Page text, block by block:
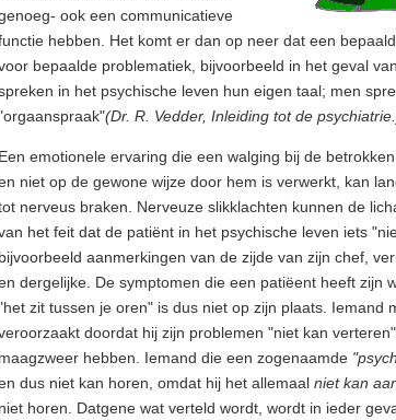
ook een communicatieve
hebben. Het komt er dan op neer dat een
bepaalde problematiek, bijvoorbeeld in het geval
in het psychische leven hun eigen taal; men
(Dr. R. Vedder, Inleiding tot de
Een emotionele ervaring die een walging bij de
niet op de gewone wijze door hem is verwerkt, kan
nerveus braken. Nerveuze slikklachten kunnen de
het feit dat de patiënt in het psychische leven iets
bijvoorbeeld aanmerkingen van de zijde van zijn chef,
dergelijke. De symptomen die een patiëent heeft zijn
zit tussen je oren" is dus niet op zijn plaats. Iemand
doordat hij zijn problemen "niet kan
maagzweer hebben. Iemand die een zogenaamde
dus niet kan horen, omdat hij het allemaal niet kan
niet horen. Datgene wat verteld wordt, wordt in ieder